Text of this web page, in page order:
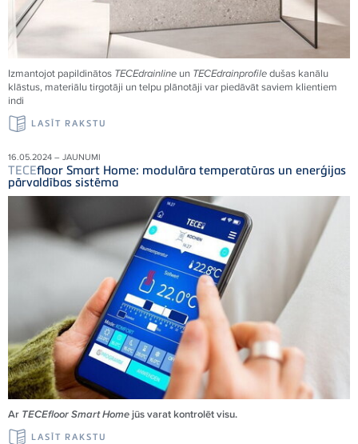
Izmantojot papildinātos TECEdrainline un TECEdrainprofiledušas kanālu
klāstus, materiālu tirgotāji un telpu plānotāji var piedāvāt saviem klientiem
indi
LASĪT RAKSTU
16.05.2024 – JAUNUMI
TECEfloor Smart Home: modulāra temperatūras un enerģijas
pārvaldības sistēma
Ar TECEfloor Smart Homejūs varat kontrolēt visu.
LASĪT RAKSTU